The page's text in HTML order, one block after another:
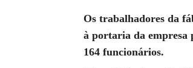
Os trabalhadores da
à portaria da empresa
164 funcionários.